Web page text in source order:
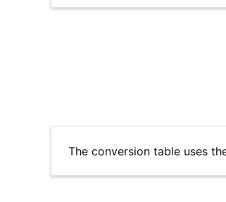
The conversion table uses